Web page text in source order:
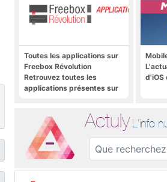
Toutes les applications sur
Freebox Révolution
Retrouvez toutes les
applications présentes sur
d'iOS
Actuly L'info